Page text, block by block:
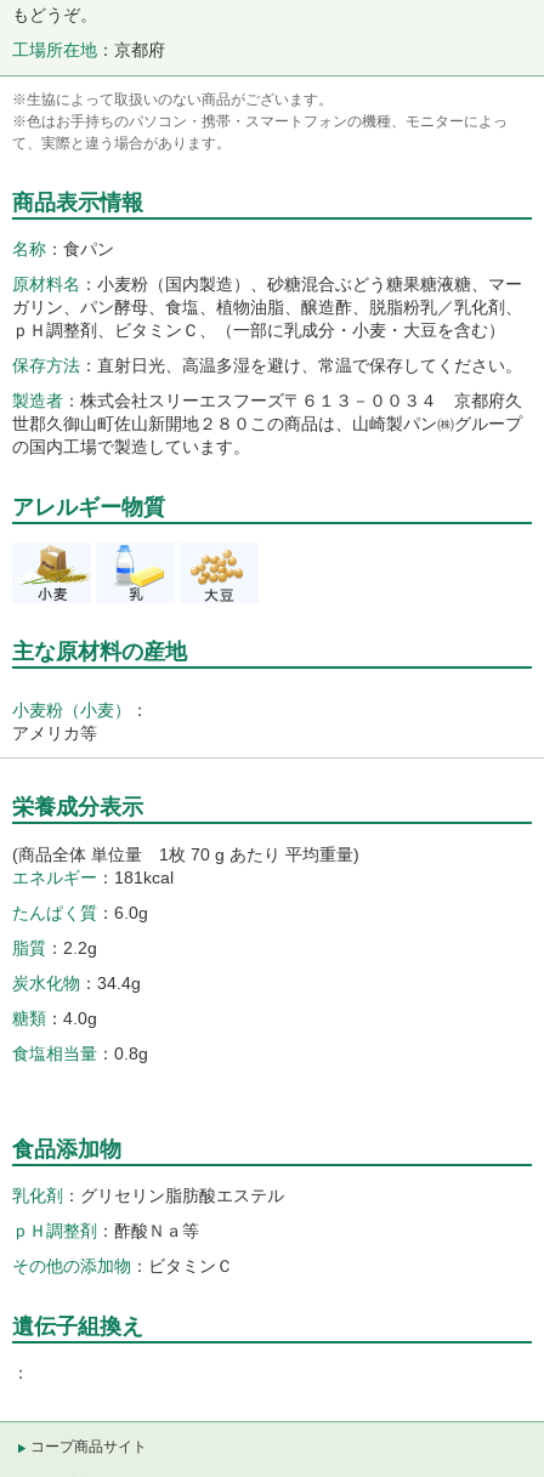
もどうぞ。
工場所在地
京都府
※生協によって取扱いのない商品がございます。
※色はお手持ちのパソコン・携帯・スマートフォンの機種、モニターによっ
て、実際と違う場合があります。
商品表示情報
名称
食パン
原材料名
小麦粉（国内製造）、砂糖混合ぶどう糖果糖液糖、マー
ガリン、パン酵母、食塩、植物油脂、醸造酢、脱脂粉乳／乳化剤、
ｐＨ調整剤、ビタミンＣ、（一部に乳成分・小麦・大豆を含む）
保存方法
直射日光、高温多湿を避け、常温で保存してください。
製造者
株式会社スリーエスフーズ〒６１３－００３４ 京都府久
世郡久御山町佐山新開地２８０この商品は、山崎製パン㈱グループ
の国内工場で製造しています。
アレルギー物質
主な原材料の産地
小麦粉（小麦）
：
アメリカ等
栄養成分表示
(商品全体 単位量 1枚 70 g あたり 平均重量)
エネルギー
181kcal
たんぱく質
6.0g
脂質
2.2g
炭水化物
34.4g
糖類
4.0g
食塩相当量
0.8g
食品添加物
乳化剤
グリセリン脂肪酸エステル
ｐＨ調整剤
酢酸Ｎａ等
その他の添加物
ビタミンＣ
遺伝子組換え
コープ商品サイト